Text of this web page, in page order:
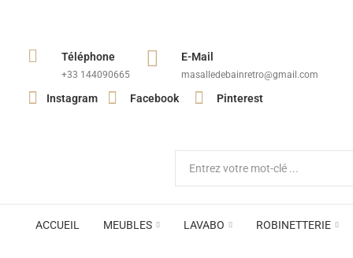
Téléphone
+33 144090665​
E-Mail
masalledebainretro@gmail.com
Instagram Facebook Pinterest
ACCUEIL MEUBLES LAVABO ROBINETTERIE